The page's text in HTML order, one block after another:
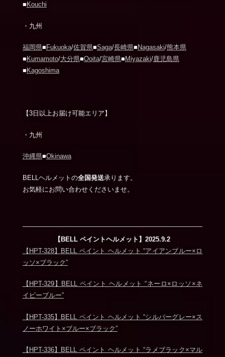
■ Kouchi
・九州
福岡県■ Fukuoka/佐賀県■Saga/長崎県■ Nagasaki/熊本県
■ Kumamoto/大分県■Ooita/宮崎県■ Miyazaki/鹿児島県
■ Kagoshima
【3日以上お届け可能エリア】
・九州
沖縄県■Okinawa
BELLヘルメットの全国発送承ります。
お気軽にお問い合わせくださいませ。
【BELL ペイントヘルメット】2025.9.2
【HPT-328】BELL ペイント ヘルメット “アイアンブルー×ロ
ッソ×ブラック”
【HPT-329】BELL ペイント ヘルメット “ネーロ×ロッソ×ネ
イビーブルー”
【HPT-335】BELL ペイント ヘルメット “シルバーグレー×ス
ノーホワイト×ブルー×ブラック”
【HPT-336】BELL ペイント ヘルメット “ラメブラック×マル